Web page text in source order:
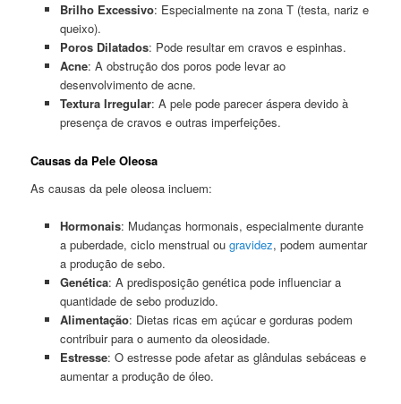
Brilho Excessivo: Especialmente na zona T (testa, nariz e
queixo).
Poros Dilatados: Pode resultar em cravos e espinhas.
Acne: A obstrução dos poros pode levar ao
desenvolvimento de acne.
Textura Irregular: A pele pode parecer áspera devido à
presença de cravos e outras imperfeições.
Causas da Pele Oleosa
As causas da pele oleosa incluem:
Hormonais: Mudanças hormonais, especialmente durante
a puberdade, ciclo menstrual ou gravidez, podem aumentar
a produção de sebo.
Genética: A predisposição genética pode influenciar a
quantidade de sebo produzido.
Alimentação: Dietas ricas em açúcar e gorduras podem
contribuir para o aumento da oleosidade.
Estresse: O estresse pode afetar as glândulas sebáceas e
aumentar a produção de óleo.